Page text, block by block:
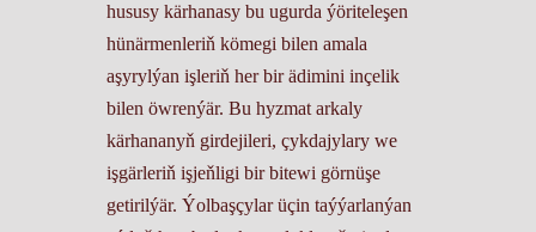
hususy kärhanasy bu ugurda ýöriteleşen
hünärmenleriň kömegi bilen amala
aşyrylýan işleriň her bir ädimini inçelik
bilen öwrenýär. Bu hyzmat arkaly
kärhananyň girdejileri, çykdajylary we
işgärleriň işjeňligi bir bitewi görnüşe
getirilýär. Ýolbaşçylar üçin taýýarlanýan